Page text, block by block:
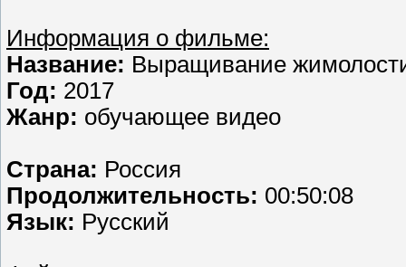
Информация о фильме:
Название: Выращивание
Год: 2017
Жанр: обучающее видео
Страна: Россия
Продолжительность: 00:50:08
Язык: Русский